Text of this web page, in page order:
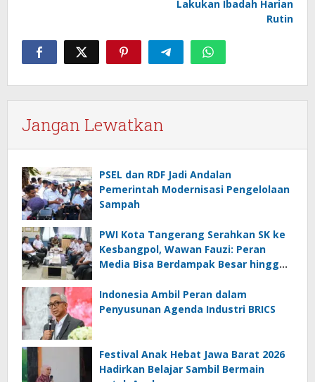
Lakukan Ibadah Harian
Rutin
Jangan Lewatkan
PSEL dan RDF Jadi Andalan
Pemerintah Modernisasi Pengelolaan
Sampah
PWI Kota Tangerang Serahkan SK ke
Kesbangpol, Wawan Fauzi: Peran
Media Bisa Berdampak Besar hingga
Indonesia Ambil Peran dalam
Penyusunan Agenda Industri BRICS
Festival Anak Hebat Jawa Barat 2026
Hadirkan Belajar Sambil Bermain